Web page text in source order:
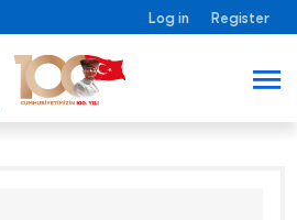
Log in Register